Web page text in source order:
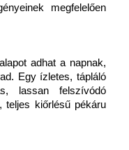
megfelelően
adhat a napnak,
Egy ízletes, tápláló
lassan felszívódó
teljes kiőrlésű pékáru